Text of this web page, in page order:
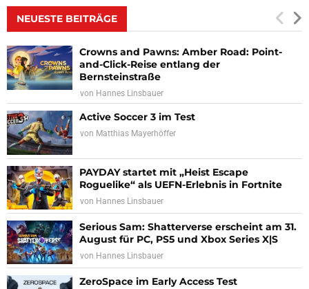
NEUESTE BEITRÄGE
Crowns and Pawns: Amber Road: Point-
and-Click-Reise entlang der
Bernsteinstraße
von Hannes Linsbauer
Active Soccer 3 im Test
von Matthias Mayerhöffer
PAYDAY startet mit „Heist Escape
Roguelike“ als UEFN-Erlebnis in Fortnite
von Hannes Linsbauer
Serious Sam: Shatterverse erscheint am 31.
August für PC, PS5 und Xbox Series X|S
von Hannes Linsbauer
ZeroSpace im Early Access Test